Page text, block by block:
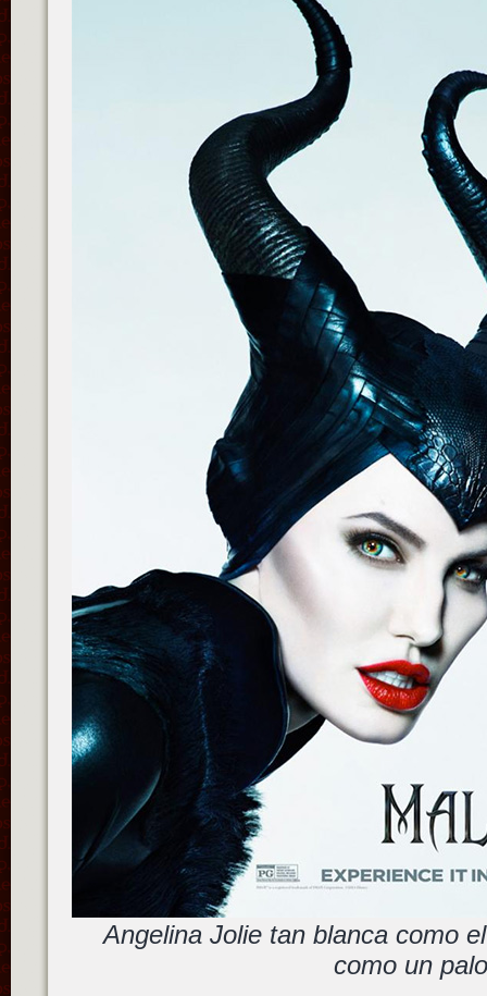
Angelina Jolie tan blanca como
como un